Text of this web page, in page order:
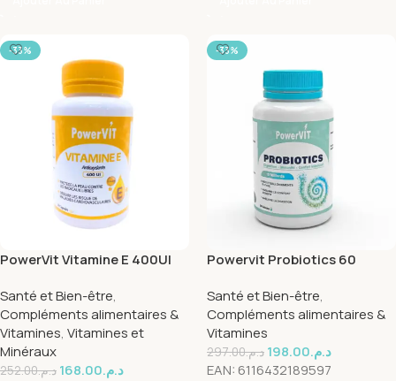
-33%
PowerVit Vitamine E 400UI
Santé et Bien-être,
Compléments alimentaires &
Vitamines, Vitamines et
Minéraux
د.م.252.00 د.م.168.00
-33%
Powervit Probiotics 60
Santé et Bien-être,
Compléments alimentaires &
Vitamines
د.م.297.00 د.م.198.00
EAN: 6116432189597